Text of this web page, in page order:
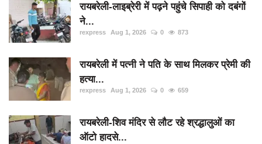
रायबरेली-लाइब्रेरी में पढ़ने पहुंचे सिपाही को दबंगों
ने...
rexpress Aug 1, 2026 0 873
रायबरेली में पत्नी ने पति के साथ मिलकर प्रेमी की
हत्या...
rexpress Aug 1, 2026 0 659
रायबरेली-शिव मंदिर से लौट रहे श्रद्धालुओं का
ऑटो हादसे...